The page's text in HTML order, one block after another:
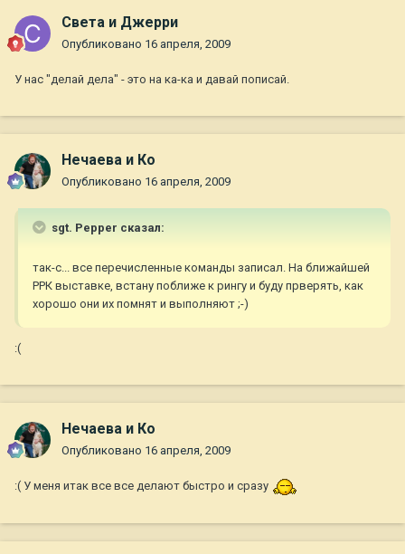
Света и Джерри
Опубликовано 16 апреля, 2009
У нас "делай дела" - это на ка-ка и давай пописай.
Нечаева и Ко
Опубликовано 16 апреля, 2009
sgt. Pepper сказал:
так-с... все перечисленные команды записал. На ближайшей
РРК выставке, встану поближе к рингу и буду прверять, как
хорошо они их помнят и выполняют ;-)
:(
Нечаева и Ко
Опубликовано 16 апреля, 2009
:( У меня итак все все делают быстро и сразу